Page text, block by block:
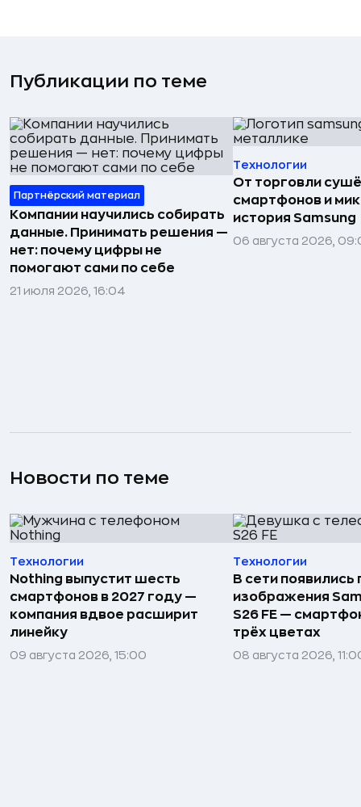
Публикации по теме
Партнёрский материал
Компании научились собирать
данные. Принимать решения —
нет: почему цифры не
помогают сами по себе
21 июля 2026, 16:04
Технологии
От торговли
смартфонов и
история Samsung
06 августа 2026,
Новости по теме
Технологии
Nothing выпустит шесть
смартфонов в 2027 году —
компания вдвое расширит
линейку
09 августа 2026, 15:00
Технологии
В сети появились
изображения
S26 FE —
трёх цветах
08 августа 2026,